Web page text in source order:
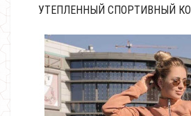
УТЕПЛЕННЫЙ СПОРТИВНЫЙ